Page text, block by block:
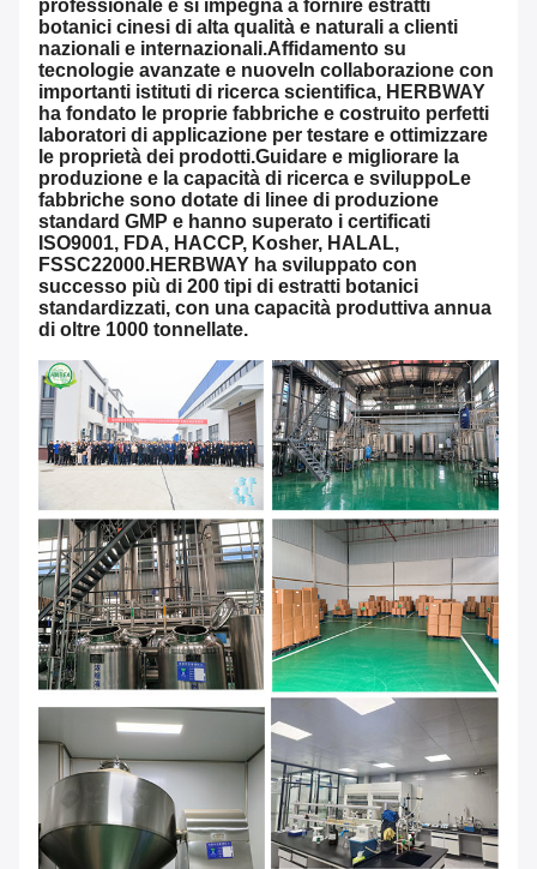
professionale e si impegna a fornire estratti
botanici cinesi di alta qualità e naturali a clienti
nazionali e internazionali.Affidamento su
tecnologie avanzate e nuoveIn collaborazione con
importanti istituti di ricerca scientifica, HERBWAY
ha fondato le proprie fabbriche e costruito perfetti
laboratori di applicazione per testare e ottimizzare
le proprietà dei prodotti.Guidare e migliorare la
produzione e la capacità di ricerca e sviluppoLe
fabbriche sono dotate di linee di produzione
standard GMP e hanno superato i certificati
ISO9001, FDA, HACCP, Kosher, HALAL,
FSSC22000.HERBWAY ha sviluppato con
successo più di 200 tipi di estratti botanici
standardizzati, con una capacità produttiva annua
di oltre 1000 tonnellate.